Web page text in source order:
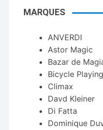
MARQUES
ANVERDI
Astor Magic
Bazar de
Bicycle
Climax
Davd Kleiner
Di Fatta
Dominique